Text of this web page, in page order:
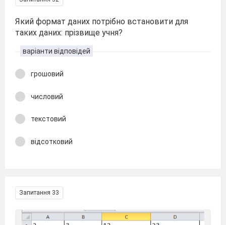
Який формат даних потрібно встановити для
таких даних: прізвище учня?
варіанти відповідей
грошовий
числовий
текстовий
відсотковий
Запитання 33